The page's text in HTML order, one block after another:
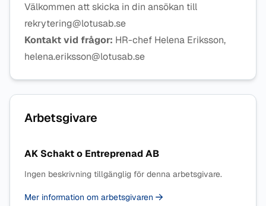
Välkommen att skicka in din ansökan till
rekrytering@lotusab.se
Kontakt vid frågor: HR-chef Helena Eriksson,
helena.eriksson@lotusab.se
Arbetsgivare
AK Schakt o Entreprenad AB
Ingen beskrivning tillgänglig för denna arbetsgivare.
Mer information om arbetsgivaren